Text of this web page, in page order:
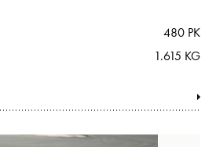
480 PK
1.615 KG